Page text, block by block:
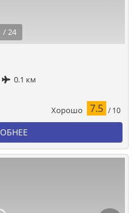
/ 24
0.1 км
Хорошо 7.5 / 10